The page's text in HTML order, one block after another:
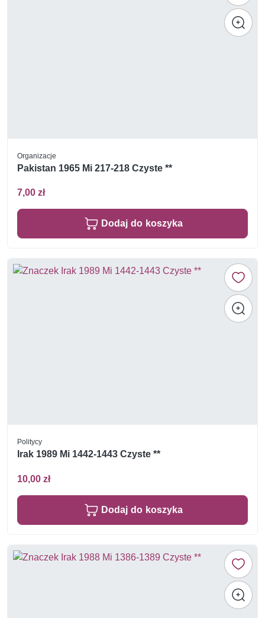
Organizacje
Pakistan 1965 Mi 217-218 Czyste **
7,00 zł
Dodaj do koszyka
Politycy
Irak 1989 Mi 1442-1443 Czyste **
10,00 zł
Dodaj do koszyka